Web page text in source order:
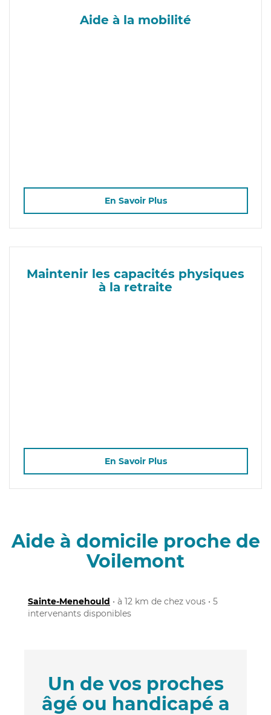
Aide à la mobilité
En Savoir Plus
Maintenir les capacités physiques
à la retraite
En Savoir Plus
Aide à domicile proche de
Voilemont
Sainte-Menehould • à 12 km de chez vous • 5
intervenants disponibles
Un de vos proches
âgé ou handicapé a